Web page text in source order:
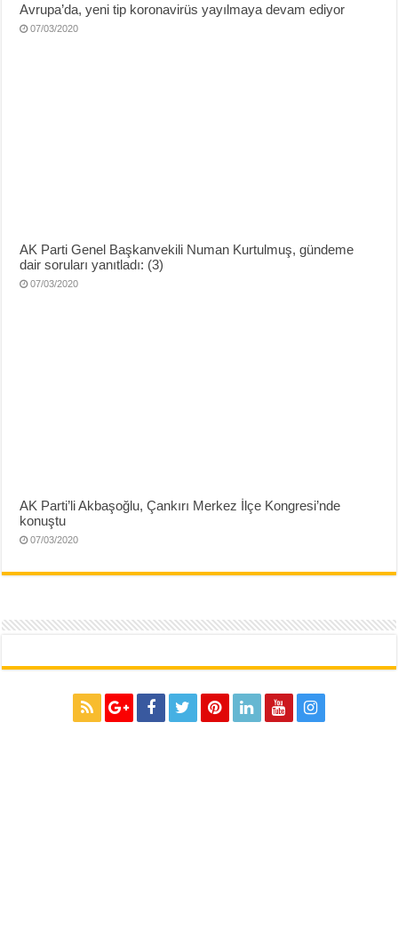
Avrupa’da, yeni tip koronavirüs yayılmaya devam ediyor
07/03/2020
AK Parti Genel Başkanvekili Numan Kurtulmuş, gündeme
dair soruları yanıtladı: (3)
07/03/2020
AK Parti’li Akbaşoğlu, Çankırı Merkez İlçe Kongresi’nde
konuştu
07/03/2020